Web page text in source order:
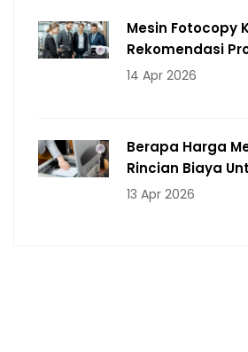
Mesin Fotocopy
Rekomendasi
14 Apr 2026
Berapa Harga
Rincian Biaya
13 Apr 2026